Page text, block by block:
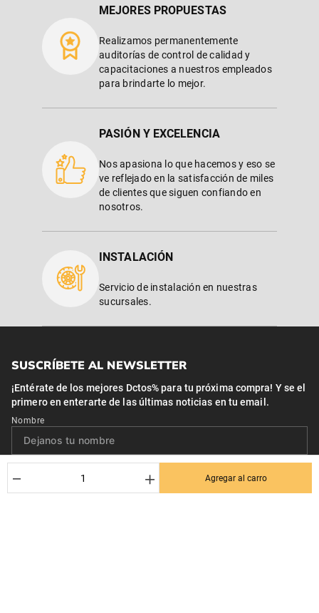
＋
－ Agregar al carro
MEJORES PROPUESTAS
Realizamos permanentemente
auditorías de control de calidad y
capacitaciones a nuestros empleados
para brindarte lo mejor.
PASIÓN Y EXCELENCIA
Nos apasiona lo que hacemos y eso se
ve reflejado en la satisfacción de miles
de clientes que siguen confiando en
nosotros.
INSTALACIÓN
Servicio de instalación en nuestras
sucursales.
SUSCRÍBETE AL NEWSLETTER
¡Entérate de los mejores Dctos% para tu próxima compra! Y se el
primero en enterarte de las últimas noticias en tu email.
Nombre